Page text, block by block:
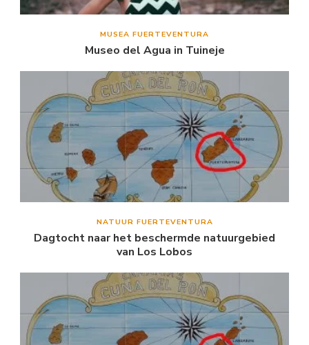
MUSEA FUERTEVENTURA
Museo del Agua in Tuineje
NATUUR FUERTEVENTURA
Dagtocht naar het beschermde natuurgebied
van Los Lobos